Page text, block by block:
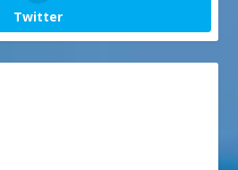
Twitter